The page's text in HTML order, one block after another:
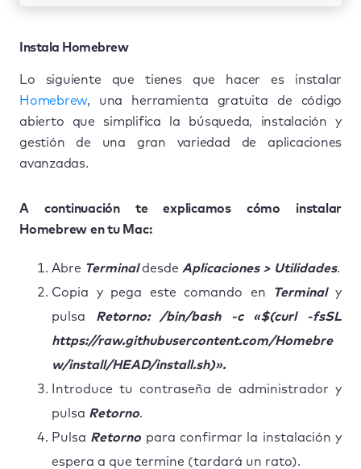
Instala Homebrew
Lo siguiente que tienes que hacer es instalar
Homebrew, una herramienta gratuita de código
abierto que simplifica la búsqueda, instalación y
gestión de una gran variedad de aplicaciones
avanzadas.
A continuación te explicamos cómo instalar
Homebrew en tu Mac:
Abre Terminaldesde Aplicaciones > Utilidades.
Copia y pega este comando en Terminaly
pulsa Retorno: /bin/bash -c «$(curl -fsSL
https://raw.githubusercontent.com/Homebre
w/install/HEAD/install.sh)».
Introduce tu contraseña de administrador y
pulsa Retorno.
Pulsa Retorno para confirmar la instalación y
espera a que termine (tardará un rato).